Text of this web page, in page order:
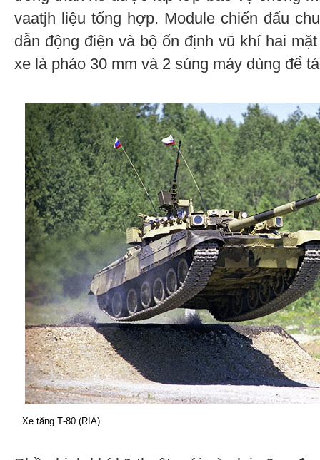
vaatjh liệu tổng hợp. Module chiến đấu
dẫn động điện và bộ ổn định vũ khí hai
xe là pháo 30 mm và 2 súng máy dùng để
Xe tăng Т-80 (RIA)